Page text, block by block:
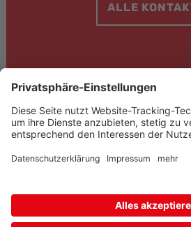
ALLE
© 2024 BAUFAS Faserprodukte für
Datenschutz